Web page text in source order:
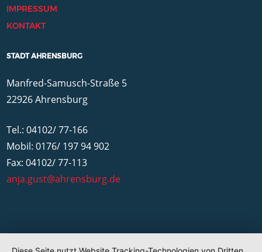
IMPRESSUM
KONTAKT
STADT AHRENSBURG
Manfred-Samusch-Straße 5
22926 Ahrensburg
Tel.: 04102/ 77-166
Mobil: 0176/ 197 94 902
Fax: 04102/ 77-113
anja.gust@ahrensburg.de